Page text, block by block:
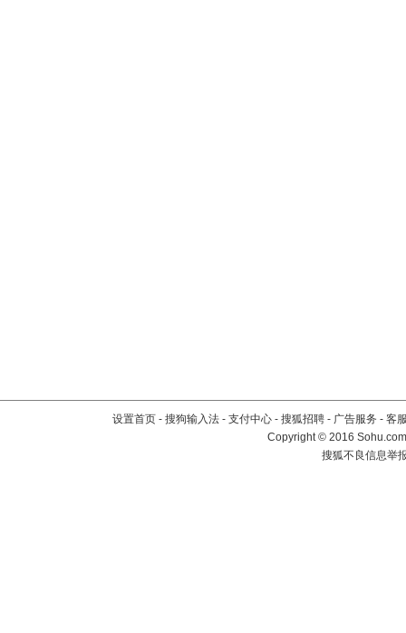
设置首页 - 搜狗输入法 - 支付中心 - 搜狐招聘 - 广告服务 - 客
Copyright©2016
搜狐不良信息举